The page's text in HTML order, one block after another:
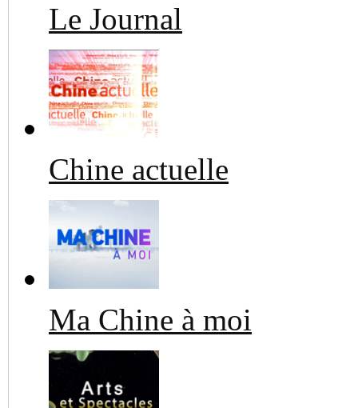
Le Journal
Chine actuelle
Ma Chine à moi